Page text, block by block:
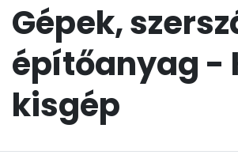
Gépek,
építőanyag -
kisgép